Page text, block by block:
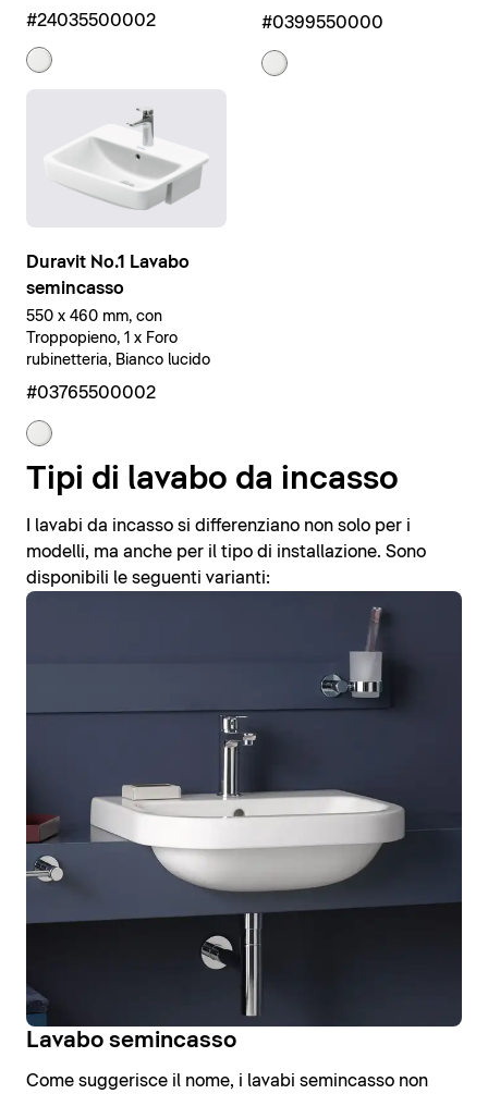
#24035500002 #0399550000
Duravit No.1 Lavabo
semincasso
550 x 460 mm, con
Troppopieno, 1 x Foro
rubinetteria, Bianco lucido
#03765500002
Tipi di lavabo da incasso
I lavabi da incasso si differenziano non solo per i
modelli, ma anche per il tipo di installazione. Sono
disponibili le seguenti varianti:
Lavabo semincasso
Come suggerisce il nome, i lavabi semincasso non